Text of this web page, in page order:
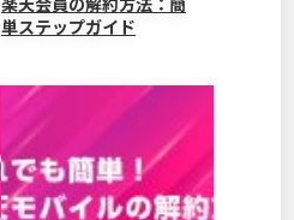
単ステップガイド